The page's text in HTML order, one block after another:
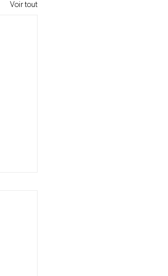
Voir tout